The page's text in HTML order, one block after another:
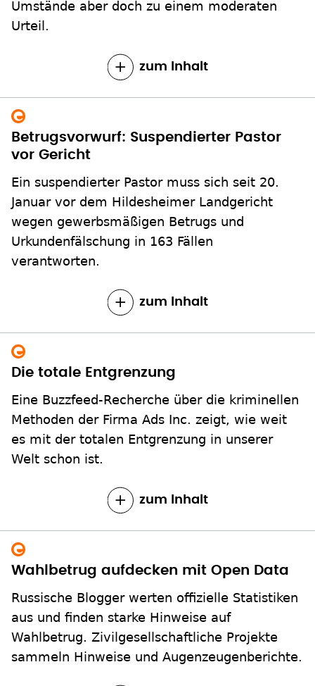
Umstände aber doch zu einem moderaten
Urteil.
zum Inhalt
Betrugsvorwurf: Suspendierter Pastor
vor Gericht
Ein suspendierter Pastor muss sich seit 20.
Januar vor dem Hildesheimer Landgericht
wegen gewerbsmäßigen Betrugs und
Urkundenfälschung in 163 Fällen
verantworten.
zum Inhalt
Die totale Entgrenzung
Eine Buzzfeed-Recherche über die kriminellen
Methoden der Firma Ads Inc. zeigt, wie weit
es mit der totalen Entgrenzung in unserer
Welt schon ist.
zum Inhalt
Wahlbetrug aufdecken mit Open Data
Russische Blogger werten offizielle Statistiken
aus und finden starke Hinweise auf
Wahlbetrug. Zivilgesellschaftliche Projekte
sammeln Hinweise und Augenzeugenberichte.